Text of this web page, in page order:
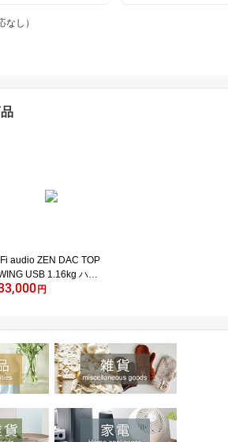
し）
audio ZEN DAC TOP
USB 1.16kg ハイ
ゾDAC Mac スマート
円